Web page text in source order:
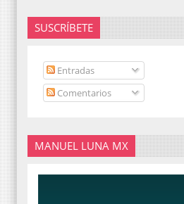
SUSCRÍBETE
Entradas
Comentarios
MANUEL LUNA MX